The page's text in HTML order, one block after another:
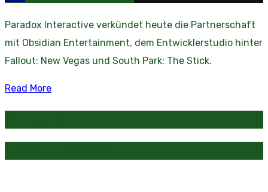
Paradox Interactive verkündet heute die Partnerschaft
mit Obsidian Entertainment, dem Entwicklerstudio hinter
Fallout: New Vegas und South Park: The Stick.
Read More